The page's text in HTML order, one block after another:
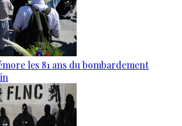
les 81 ans du bombardement